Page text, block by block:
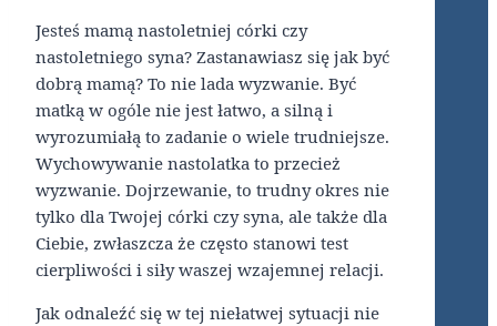
Jesteś mamą nastoletniej córki czy
nastoletniego syna? Zastanawiasz się jak być
dobrą mamą? To nie lada wyzwanie. Być
matką w ogóle nie jest łatwo, a silną i
wyrozumiałą to zadanie o wiele trudniejsze.
Wychowywanie nastolatka to przecież
wyzwanie. Dojrzewanie, to trudny okres nie
tylko dla Twojej córki czy syna, ale także dla
Ciebie, zwłaszcza że często stanowi test
cierpliwości i siły waszej wzajemnej relacji.
Jak odnaleźć się w tej niełatwej sytuacji nie